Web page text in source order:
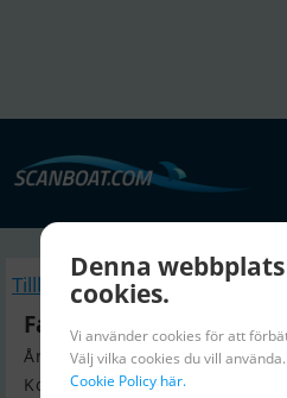
Tillbaka
Fairline 38 Targa
Årsmodell 2008, Motorbåt
Korsør, Danmark
Denna
cookies.
Vi använder cookies för att
Välj vilka cookies du vill
Cookie Policy här.